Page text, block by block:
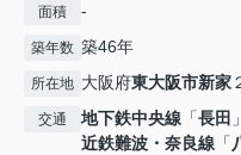
面積 -
築年数 築46年
所在地 大阪府東大阪市新家
交通 地下鉄中央線 「長田
近鉄難波・奈良線 「